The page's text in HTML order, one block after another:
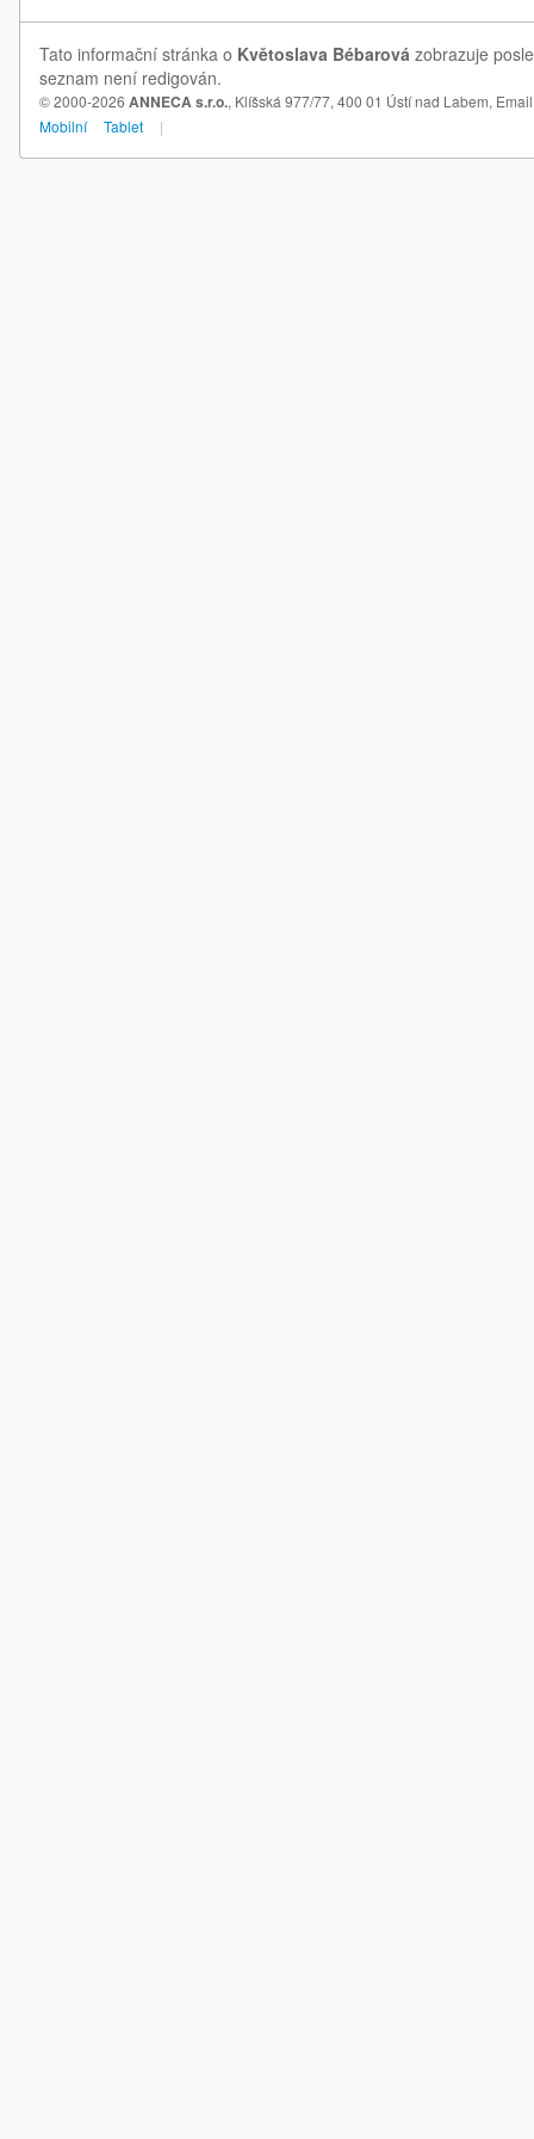
Tato informační stránka o Květoslava Bébarová zobrazuje
seznam není redigován.
© 2000-2026 ANNECA s.r.o., Klíšská 977/77, 400 01 Ústí nad Labem,
Mobilní
Tablet |